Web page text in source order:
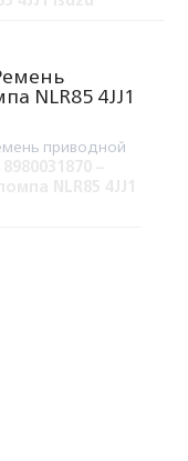
NLR85 4JJ1
приводной